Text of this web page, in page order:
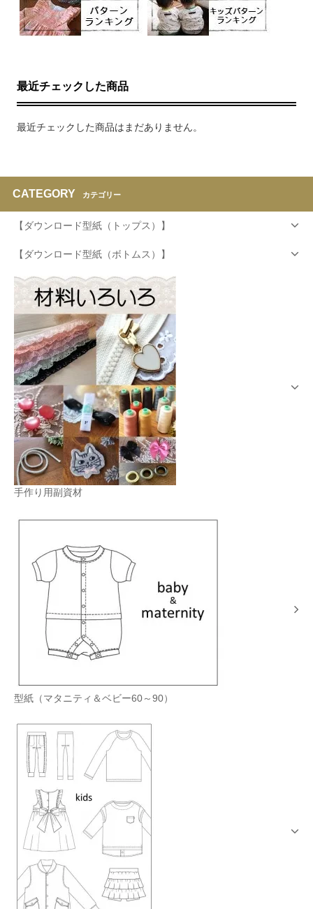
最近チェックした商品
最近チェックした商品はまだありません。
CATEGORY カテゴリー
【ダウンロード型紙（トップス）】
【ダウンロード型紙（ボトムス）】
手作り用副資材
型紙（マタニティ＆ベビー60～90）